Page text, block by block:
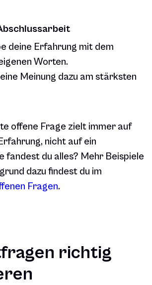
deine Erfahrung mit dem
Worten.
Meinung dazu am stärksten
offene Frage zielt immer auf
nicht auf ein
fandest du alles? Mehr Beispiele
dazu findest du im
Fragen.
richtig